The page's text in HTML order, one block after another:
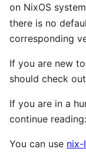
on NixOS
there is no
corresponding
If you are new
should check
If you are in a
continue reading:
You can use nix-